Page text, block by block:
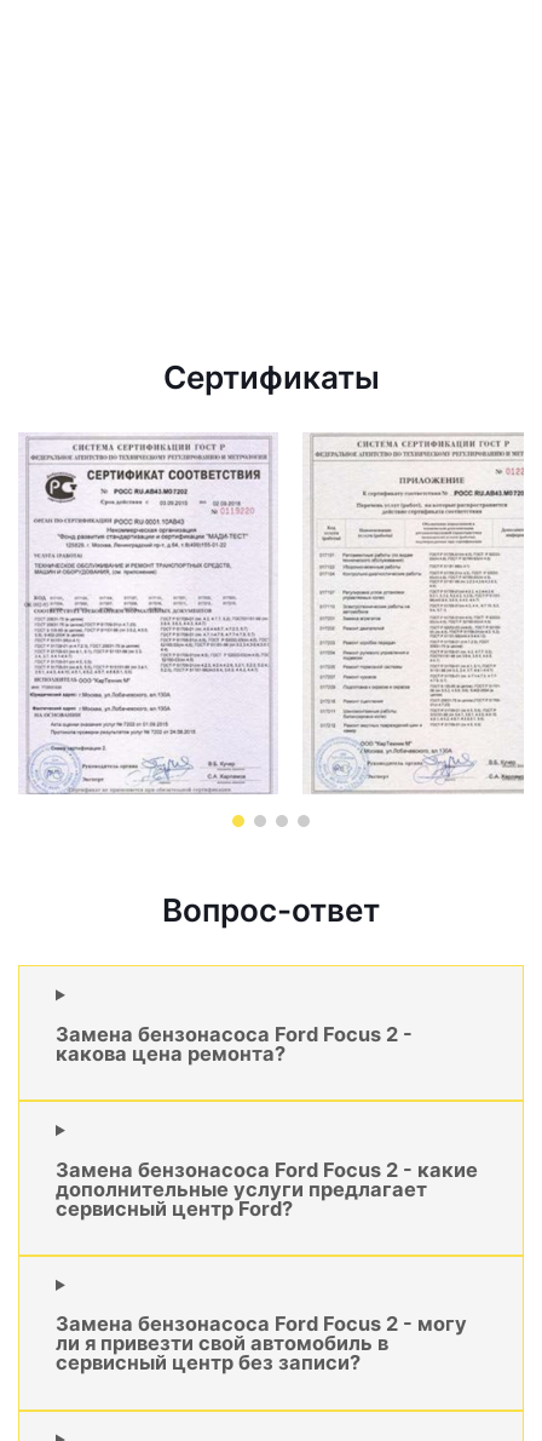
Сертификаты
Вопрос-ответ
Замена бензонасоса Ford Focus 2 -
какова цена ремонта?
Замена бензонасоса Ford Focus 2 - какие
дополнительные услуги предлагает
сервисный центр Ford?
Замена бензонасоса Ford Focus 2 - могу
ли я привезти свой автомобиль в
сервисный центр без записи?